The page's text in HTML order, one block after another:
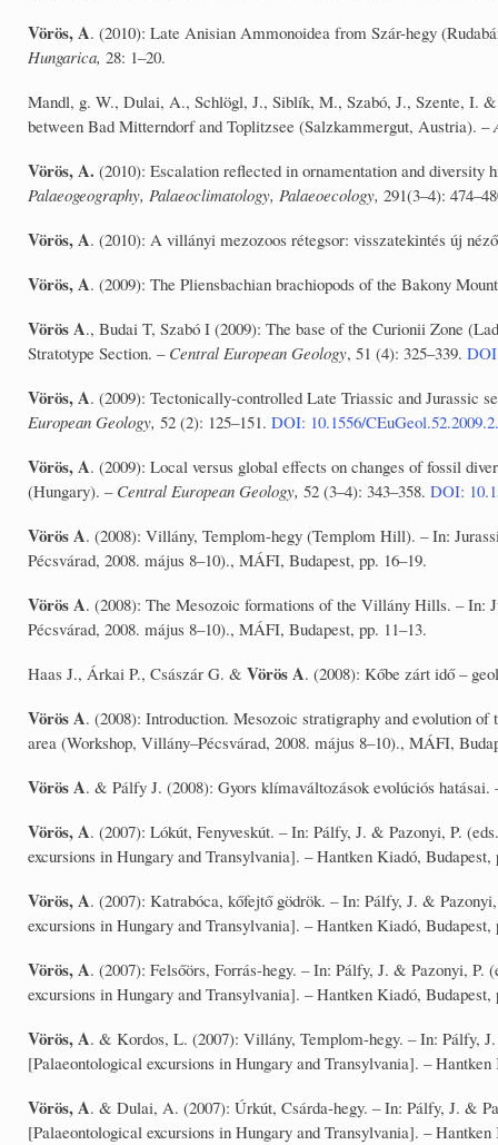
Vörös, A. (2010): Late Anisian Ammonoidea from Szár-hegy
Hungarica, 28: 1–20.
Mandl, g. W., Dulai, A., Schlögl, J., Siblík, M., Szabó, J., Szente, I.
between Bad Mitterndorf and Toplitzsee (Salzkammergut, Austria). –
Vörös, A. (2010): Escalation reflected in ornamentation and
Palaeogeography, Palaeoclimatology, Palaeoecology, 291(3–4):
Vörös, A. (2010): A villányi mezozoos rétegsor: visszatekintés új
Vörös, A. (2009): The Pliensbachian brachiopods of the Bakony
Vörös A., Budai T, Szabó I (2009): The base of the Curionii Zone
Stratotype Section. – Central European Geology, 51 (4): 325–339.
Vörös, A. (2009): Tectonically-controlled Late Triassic and Jurassic
European Geology, 52 (2): 125–151. DOI: 10.1556/
Vörös, A. (2009): Local versus global effects on changes of fossil
(Hungary). – Central European Geology, 52 (3–4): 343–358. DOI:
Vörös A. (2008): Villány, Templom-hegy (Templom Hill). – In:
Pécsvárad, 2008. május 8–10)., MÁFI, Budapest, pp. 16–19.
Vörös A. (2008): The Mesozoic formations of the Villány Hills. – In:
Pécsvárad, 2008. május 8–10)., MÁFI, Budapest, pp. 11–13.
Haas J., Árkai P., Császár G. & Vörös A. (2008): Kőbe zárt idő –
Vörös A. (2008): Introduction. Mesozoic stratigraphy and evolution
area (Workshop, Villány–Pécsvárad, 2008. május 8–10)., MÁFI,
Vörös A. & Pálfy J. (2008): Gyors klímaváltozások evolúciós hatásai.
Vörös, A. (2007): Lókút, Fenyveskút. – In: Pálfy, J. & Pazonyi, P.
excursions in Hungary and Transylvania]. – Hantken Kiadó, Budapest,
Vörös, A. (2007): Katrabóca, kőfejtő gödrök. – In: Pálfy, J. &
excursions in Hungary and Transylvania]. – Hantken Kiadó, Budapest,
Vörös, A. (2007): Felsőörs, Forrás-hegy. – In: Pálfy, J. & Pazonyi,
excursions in Hungary and Transylvania]. – Hantken Kiadó, Budapest,
Vörös, A. & Kordos, L. (2007): Villány, Templom-hegy. – In: Pálfy,
[Palaeontological excursions in Hungary and Transylvania]. –
Vörös, A. & Dulai, A. (2007): Úrkút, Csárda-hegy. – In: Pálfy, J. &
[Palaeontological excursions in Hungary and Transylvania]. –